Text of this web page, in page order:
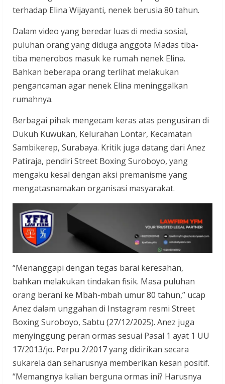
terhadap Elina Wijayanti, nenek berusia 80 tahun.
Dalam video yang beredar luas di media sosial,
puluhan orang yang diduga anggota Madas tiba-
tiba menerobos masuk ke rumah nenek Elina.
Bahkan beberapa orang terlihat melakukan
pengancaman agar nenek Elina meninggalkan
rumahnya.
Berbagai pihak mengecam keras atas pengusiran di
Dukuh Kuwukan, Kelurahan Lontar, Kecamatan
Sambikerep, Surabaya. Kritik juga datang dari Anez
Patiraja, pendiri Street Boxing Suroboyo, yang
mengaku kesal dengan aksi premanisme yang
mengatasnamakan organisasi masyarakat.
“Menanggapi dengan tegas barai keresahan,
bahkan melakukan tindakan fisik. Masa puluhan
orang berani ke Mbah-mbah umur 80 tahun,” ucap
Anez dalam unggahan di Instagram resmi Street
Boxing Suroboyo, Sabtu (27/12/2025). Anez juga
menyinggung peran ormas sesuai Pasal 1 ayat 1 UU
17/2013/jo. Perpu 2/2017 yang didirikan secara
sukarela dan seharusnya memberikan kesan positif.
“Memangnya kalian berguna ormas ini? Harusnya